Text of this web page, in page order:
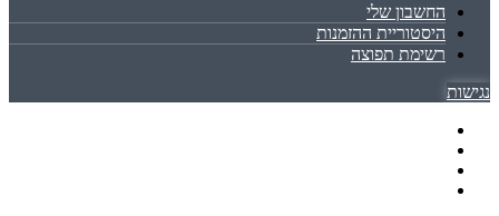
החשבון שלי
היסטוריית ההזמנות
רשימת תפוצה
נגישות